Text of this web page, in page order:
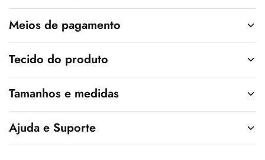
Meios de pagamento
Tecido do produto
Tamanhos e medidas
Ajuda e Suporte